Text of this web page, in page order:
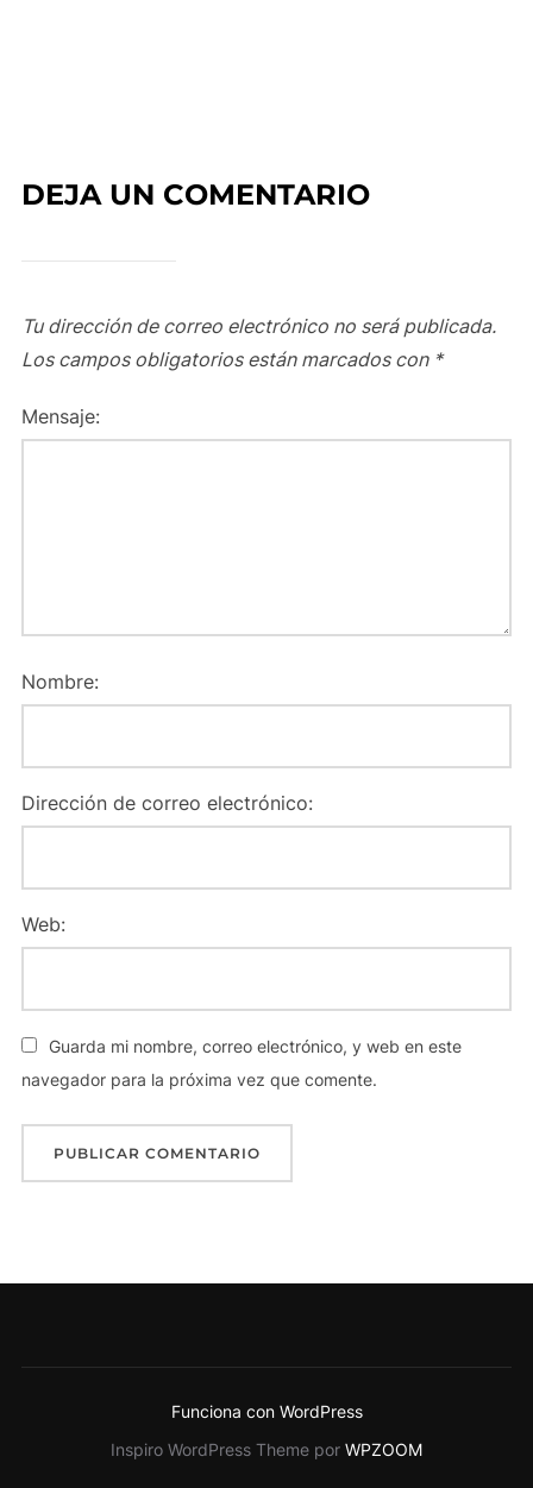
DEJA UN COMENTARIO
Tu dirección de correo electrónico no será publicada.
Los campos obligatorios están marcados con *
Mensaje:
Nombre:
Dirección de correo electrónico:
Web:
Guarda mi nombre, correo electrónico, y web en este
navegador para la próxima vez que comente.
Funciona con WordPress
Inspiro WordPress Theme por WPZOOM